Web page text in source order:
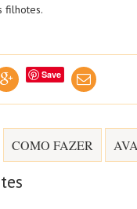
filhotes.
Save
COMO FAZER